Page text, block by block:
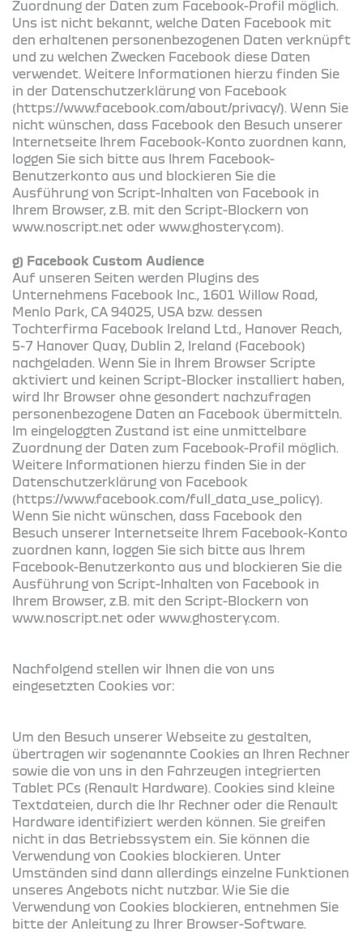
Zuordnung der Daten zum Facebook-Profil möglich.
Uns ist nicht bekannt, welche Daten Facebook mit
den erhaltenen personenbezogenen Daten verknüpft
und zu welchen Zwecken Facebook diese Daten
verwendet. Weitere Informationen hierzu finden Sie
in der Datenschutzerklärung von Facebook
(https://www.facebook.com/about/privacy/). Wenn Sie
nicht wünschen, dass Facebook den Besuch unserer
Internetseite Ihrem Facebook-Konto zuordnen kann,
loggen Sie sich bitte aus Ihrem Facebook-
Benutzerkonto aus und blockieren Sie die
Ausführung von Script-Inhalten von Facebook in
Ihrem Browser, z.B. mit den Script-Blockern von
www.noscript.net oder www.ghostery.com).
g) Facebook Custom Audience
Auf unseren Seiten werden Plugins des
Unternehmens Facebook Inc., 1601 Willow Road,
Menlo Park, CA 94025, USA bzw. dessen
Tochterfirma Facebook Ireland Ltd., Hanover Reach,
5-7 Hanover Quay, Dublin 2, Ireland (Facebook)
nachgeladen. Wenn Sie in Ihrem Browser Scripte
aktiviert und keinen Script-Blocker installiert haben,
wird Ihr Browser ohne gesondert nachzufragen
personenbezogene Daten an Facebook übermitteln.
Im eingeloggten Zustand ist eine unmittelbare
Zuordnung der Daten zum Facebook-Profil möglich.
Weitere Informationen hierzu finden Sie in der
Datenschutzerklärung von Facebook
(https://www.facebook.com/full_data_use_policy).
Wenn Sie nicht wünschen, dass Facebook den
Besuch unserer Internetseite Ihrem Facebook-Konto
zuordnen kann, loggen Sie sich bitte aus Ihrem
Facebook-Benutzerkonto aus und blockieren Sie die
Ausführung von Script-Inhalten von Facebook in
Ihrem Browser, z.B. mit den Script-Blockern von
www.noscript.net oder www.ghostery.com.
Nachfolgend stellen wir Ihnen die von uns
eingesetzten Cookies vor:
Um den Besuch unserer Webseite zu gestalten,
übertragen wir sogenannte Cookies an Ihren Rechner
sowie die von uns in den Fahrzeugen integrierten
Tablet PCs (Renault Hardware). Cookies sind kleine
Textdateien, durch die Ihr Rechner oder die Renault
Hardware identifiziert werden können. Sie greifen
nicht in das Betriebssystem ein. Sie können die
Verwendung von Cookies blockieren. Unter
Umständen sind dann allerdings einzelne Funktionen
unseres Angebots nicht nutzbar. Wie Sie die
Verwendung von Cookies blockieren, entnehmen Sie
bitte der Anleitung zu Ihrer Browser-Software.